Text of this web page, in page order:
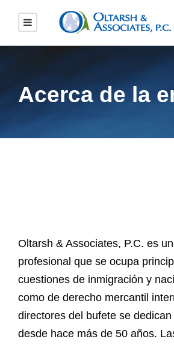
Acerca de la
Oltarsh & Associates, P.C. es
profesional que se ocupa
cuestiones de inmigración y
como de derecho mercantil
directores del bufete se
desde hace más de 50 años.